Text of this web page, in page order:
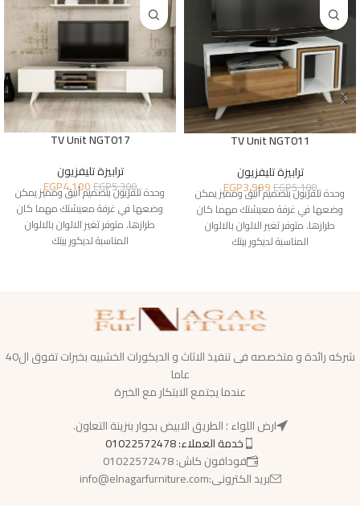
TV Unit NGT011
ترابيزة تليفزيون
EGP5,100
EGP3,999
وحدة تلفزيون بتصميم أنيق ومميز يمكن
وضعها في غرفة معيشتك مهما كان
طرازها. متوفر تغير الالوان بالالوان
المناسبة لديكور بيتك
TV Unit NGT017
ترابيزة تليفزيون
EGP5,300
EGP4,100
وحدة تلفزيون بتصميم أنيق ومميز يمكن
وضعها في غرفة معيشتك مهما كان
طرازها. متوفر تغير الالوان بالالوان
المناسبة لديكور بيتك
شركه رائدة و متخصصه فى تنفيذ الاثاث و الديكورات الخشبيه بخبرات تفوق ال40
عاما
عندما يجتمع الابتكار مع الخبرة
ارض اللواء ؛ الطريق الابيض بجوار بنزينة التعاون.
خدمة العملاء: 01022572478
فودافون كاش: 01022572478
بريد الكترونى:info@elnagarfurniture.com